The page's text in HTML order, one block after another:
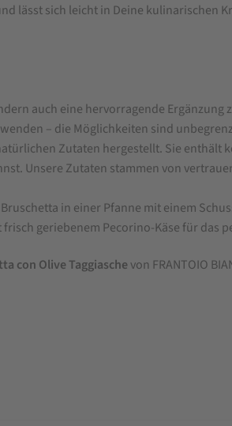
lässt sich leicht in Deine kulinarischen
auch eine hervorragende Ergänzung
– die Möglichkeiten sind
Zutaten hergestellt. Sie enthält
Unsere Zutaten stammen von
in einer Pfanne mit einem
geriebenem Pecorino-Käse für das
con Olive Taggiasche von FRANTOIO